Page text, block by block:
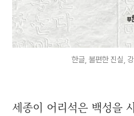
한글, 불편한 진실,
세종이 어리석은 백성을